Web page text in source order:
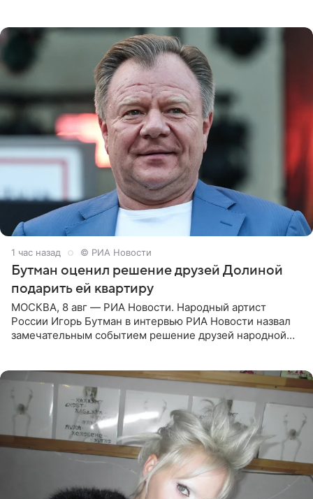
1 час назад © РИА Новости
Бутман оценил решение друзей Долиной
подарить ей квартиру
МОСКВА, 8 авг — РИА Новости. Народный артист
России Игорь Бутман в интервью РИА Новости назвал
замечательным событием решение друзей народной